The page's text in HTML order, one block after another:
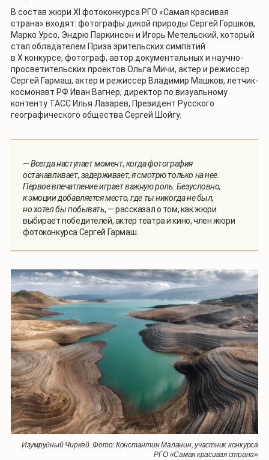
В состав жюри XI фотоконкурса РГО «Самая красивая
страна» входят: фотографы дикой природы Сергей Горшков,
Марко Урсо, Эндрю Паркинсон и Игорь Метельский, который
стал обладателем Приза зрительских симпатий
в X конкурсе, фотограф, автор документальных и научно-
просветительских проектов Ольга Мичи, актер и режиссер
Сергей Гармаш, актер и режиссер Владимир Машков, летчик-
космонавт РФ Иван Вагнер, директор по визуальному
контенту ТАСС Илья Лазарев, Президент Русского
географического общества Сергей Шойгу.
—Всегда наступает момент, когда фотография
останавливает, задерживает, я смотрю только на нее.
Первое впечатление играет важную роль. Безусловно,
к эмоции добавляется место, где ты никогда не был,
но хотел бы побывать, — рассказал о том, как жюри
выбирает победителей, актер театра и кино, член жюри
фотоконкурса Сергей Гармаш.
Изумрудный Чиркей. Фото: Константин Маланин, участник конкурса
РГО «Самая красивая страна»